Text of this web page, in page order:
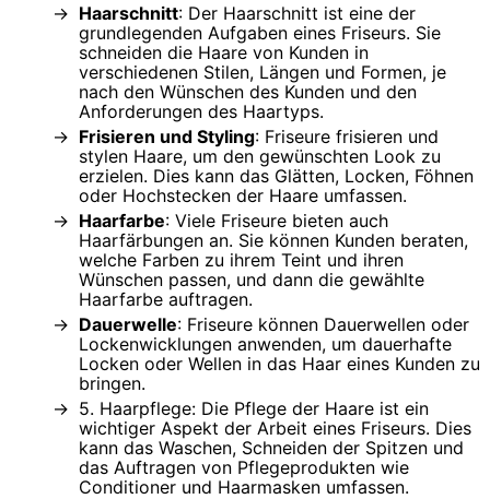
Haarschnitt: Der Haarschnitt ist eine der
grundlegenden Aufgaben eines Friseurs. Sie
schneiden die Haare von Kunden in
verschiedenen Stilen, Längen und Formen, je
nach den Wünschen des Kunden und den
Anforderungen des Haartyps.
Frisieren und Styling: Friseure frisieren und
stylen Haare, um den gewünschten Look zu
erzielen. Dies kann das Glätten, Locken, Föhnen
oder Hochstecken der Haare umfassen.
Haarfarbe: Viele Friseure bieten auch
Haarfärbungen an. Sie können Kunden beraten,
welche Farben zu ihrem Teint und ihren
Wünschen passen, und dann die gewählte
Haarfarbe auftragen.
Dauerwelle: Friseure können Dauerwellen oder
Lockenwicklungen anwenden, um dauerhafte
Locken oder Wellen in das Haar eines Kunden zu
bringen.
5. Haarpflege: Die Pflege der Haare ist ein
wichtiger Aspekt der Arbeit eines Friseurs. Dies
kann das Waschen, Schneiden der Spitzen und
das Auftragen von Pflegeprodukten wie
Conditioner und Haarmasken umfassen.